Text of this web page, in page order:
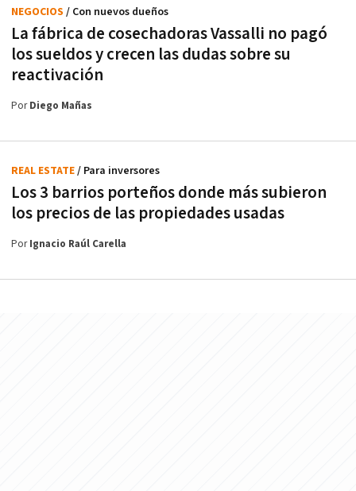
La fábrica de cosechadoras Vassalli no pagó
los sueldos y crecen las dudas sobre su
reactivación
NEGOCIOS / Con nuevos dueños
PorDiego Mañas
Los 3 barrios porteños donde más subieron
los precios de las propiedades usadas
REAL ESTATE/ Para inversores
PorIgnacio Raúl Carella